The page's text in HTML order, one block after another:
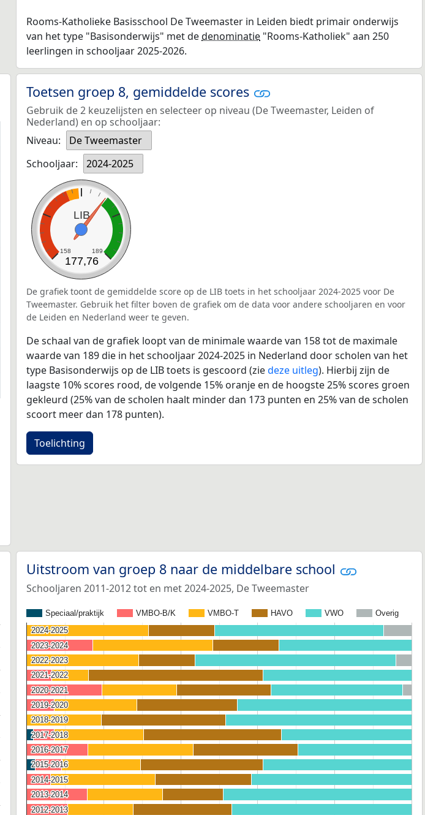
Rooms-Katholieke Basisschool De Tweemaster in Leiden biedt primair onderwijs
van het type "Basisonderwijs" met dedenominatie "Rooms-Katholiek" aan 250
leerlingen in schooljaar 2025-2026.
Toetsen groep 8, gemiddelde scores
Gebruik de 2 keuzelijsten en selecteer op niveau (De Tweemaster, Leiden of
Nederland) en op schooljaar:
Niveau:
De Tweemaster
Schooljaar:
2024-2025
LIB
158 189
177,76
De grafiek toont de gemiddelde score op de LIB toets in het schooljaar 2024-2025 voor De
Tweemaster. Gebruik het filter boven de grafiek om de data voor andere schooljaren en voor
de Leiden en Nederland weer te geven.
De schaal van de grafiek loopt van de minimale waarde van 158 tot de maximale
waarde van 189 die in het schooljaar 2024-2025 in Nederland door scholen van het
type Basisonderwijs op de LIB toets is gescoord (ziedeze uitleg). Hierbij zijn de
laagste 10% scores rood, de volgende 15% oranje en de hoogste 25% scores groen
gekleurd (25% van de scholen haalt minder dan 173 punten en 25% van de scholen
scoort meer dan 178 punten).
Toelichting
Uitstroom van groep 8 naar de middelbare school
Schooljaren 2011-2012 tot en met 2024-2025, De Tweemaster
Speciaal/praktijk VMBO-B/K VMBO-T HAVO VWO Overig
2024-2025
2024-2025
2023-2024
2023-2024
2022-2023
2022-2023
2021-2022
2021-2022
2020-2021
2020-2021
2019-2020
2019-2020
2018-2019
2018-2019
2017-2018
2017-2018
2016-2017
2016-2017
2015-2016
2015-2016
2014-2015
2014-2015
2013-2014
2013-2014
2012-2013
2012-2013